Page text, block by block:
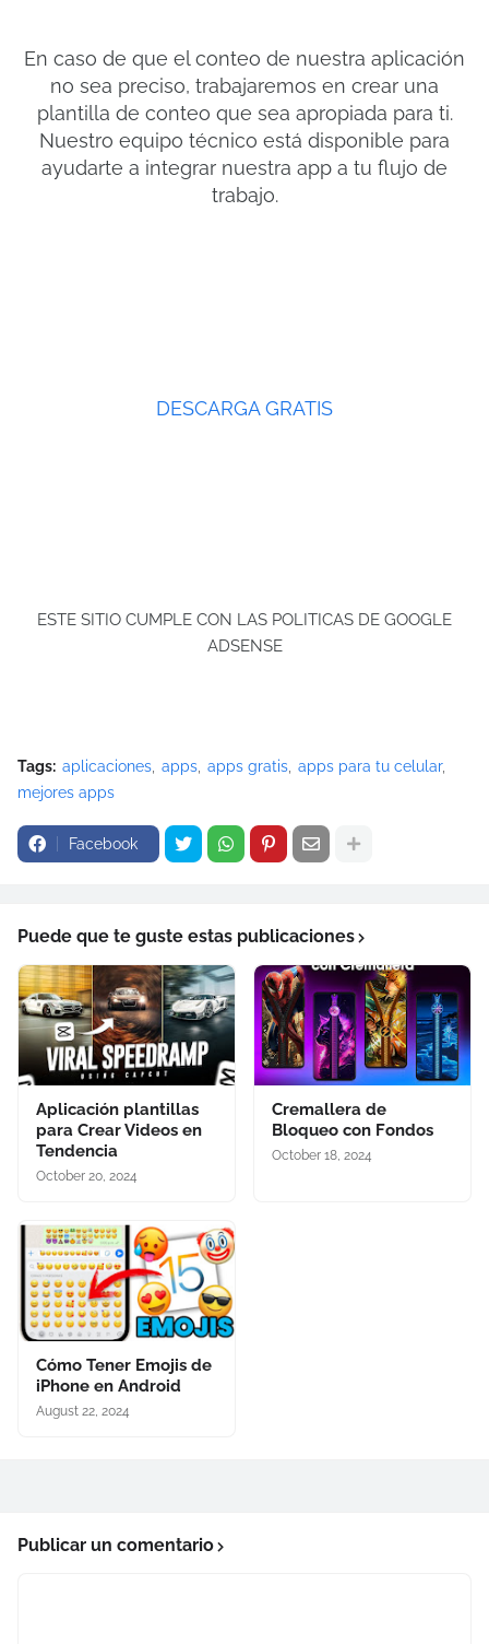
En caso de que el conteo de nuestra aplicación
no sea preciso, trabajaremos en crear una
plantilla de conteo que sea apropiada para ti.
Nuestro equipo técnico está disponible para
ayudarte a integrar nuestra app a tu flujo de
trabajo.
DESCARGA GRATIS
ESTE SITIO CUMPLE CON LAS POLITICAS DE GOOGLE
ADSENSE
Tags: aplicaciones apps apps gratis apps para tu celular
mejores apps
Facebook
Puede que te guste estas publicaciones
Aplicación plantillas
para Crear Videos en
Tendencia
October 20, 2024
Cremallera de
Bloqueo con Fondos
October 18, 2024
Cómo Tener Emojis de
iPhone en Android
August 22, 2024
Publicar un comentario